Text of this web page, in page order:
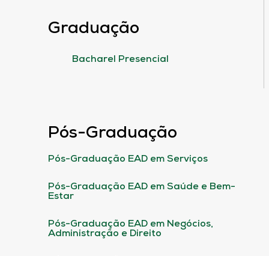
Graduação
Bacharel Presencial
Pós-Graduação
Pós-Graduação EAD em Serviços
Pós-Graduação EAD em Saúde e Bem-
Estar
Pós-Graduação EAD em Negócios,
Administração e Direito